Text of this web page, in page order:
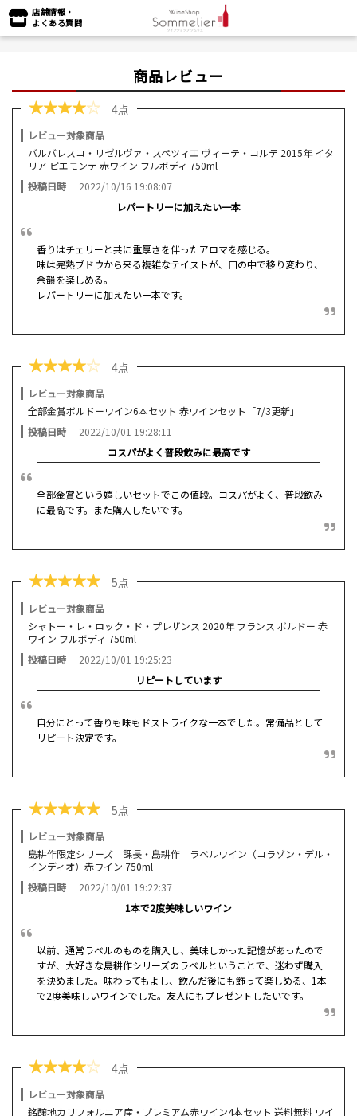
店舗情報・
よくある質問
商品レビュー
★★★★☆ 4点
レビュー対象商品
バルバレスコ・リゼルヴァ・スペツィエ ヴィーテ・コルテ 2015年 イタ
リア ピエモンテ 赤ワイン フルボディ 750ml
投稿日時
2022/10/16 19:08:07
レパートリーに加えたい一本
香りはチェリーと共に重厚さを伴ったアロマを感じる。
味は完熟ブドウから来る複雑なテイストが、口の中で移り変わり、
余韻を楽しめる。
レパートリーに加えたい一本です。
★★★★☆ 4点
レビュー対象商品
全部金賞ボルドーワイン6本セット 赤ワインセット「7/3更新」
投稿日時
2022/10/01 19:28:11
コスパがよく普段飲みに最高です
全部金賞という嬉しいセットでこの値段。コスパがよく、普段飲み
に最高です。また購入したいです。
★★★★★ 5点
レビュー対象商品
シャトー・レ・ロック・ド・プレザンス 2020年 フランス ボルドー 赤
ワイン フルボディ 750ml
投稿日時
2022/10/01 19:25:23
リピートしています
自分にとって香りも味もドストライクな一本でした。常備品として
リピート決定です。
★★★★★ 5点
レビュー対象商品
島耕作限定シリーズ 課長・島耕作 ラベルワイン（コラゾン・デル・
インディオ）赤ワイン 750ml
投稿日時
2022/10/01 19:22:37
1本で2度美味しいワイン
以前、通常ラベルのものを購入し、美味しかった記憶があったので
すが、大好きな島耕作シリーズのラベルということで、迷わず購入
を決めました。味わってもよし、飲んだ後にも飾って楽しめる、1本
で2度美味しいワインでした。友人にもプレゼントしたいです。
★★★★☆ 4点
レビュー対象商品
銘醸地カリフォルニア産・プレミアム赤ワイン4本セット 送料無料 ワイ